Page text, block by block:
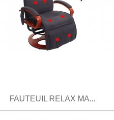
FAUTEUIL RELAX MA...